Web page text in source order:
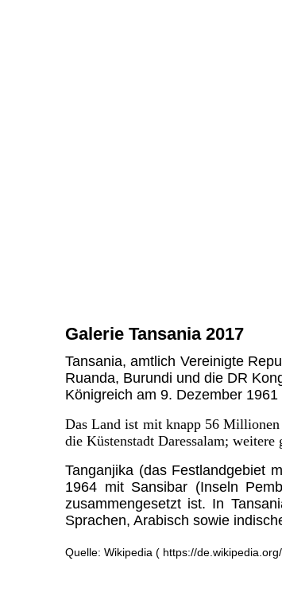
Galerie Tansania 2017
Tansania, amtlich Vereinigte
Ruanda, Burundi und die DR
Königreich am 9. Dezember
Das Land ist mit knapp 56 Millionen
die Küstenstadt Daressalam;
Tanganjika (das Festlandgebiet
1964 mit Sansibar (Inseln
zusammengesetzt ist. In
Sprachen, Arabisch sowie
Quelle: Wikipedia ( https://